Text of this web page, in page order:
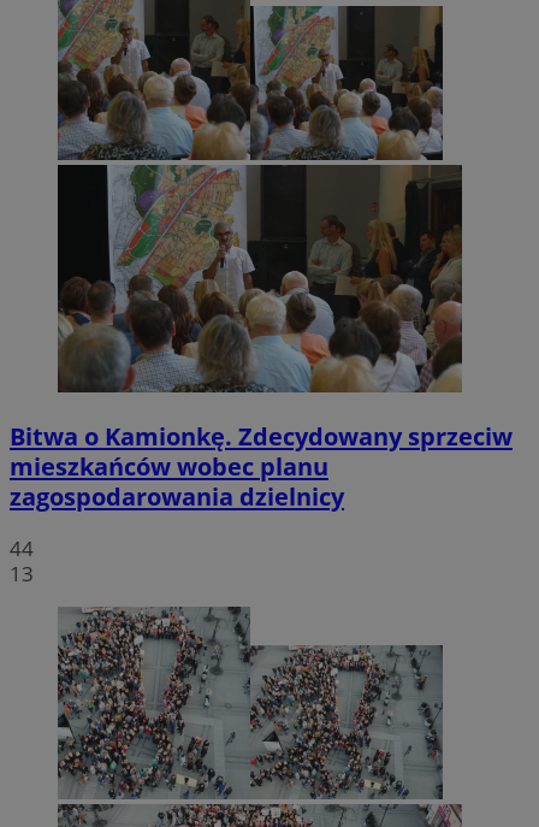
Bitwa o Kamionkę. Zdecydowany sprzeciw
mieszkańców wobec planu
zagospodarowania dzielnicy
44
13